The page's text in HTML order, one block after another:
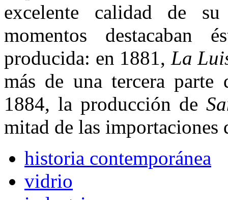
excelente calidad de
momentos destacaban
producida: en 1881, La
más de una tercera
1884, la producción de
mitad de las importaciones
historia contemporánea
vidrio